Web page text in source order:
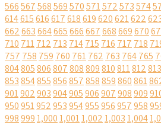
566567568569570571572573574
614615616617618619620621622
662663664665666667668669670
710 711712 713 714715 716 717 718
757 758 759 760 761762 763 764765
804805806807808809810811812813
853854855856857858859860861
901902903904905906907908909
950951952953954955956957958
9989991,0001,0011,0021,0031,004